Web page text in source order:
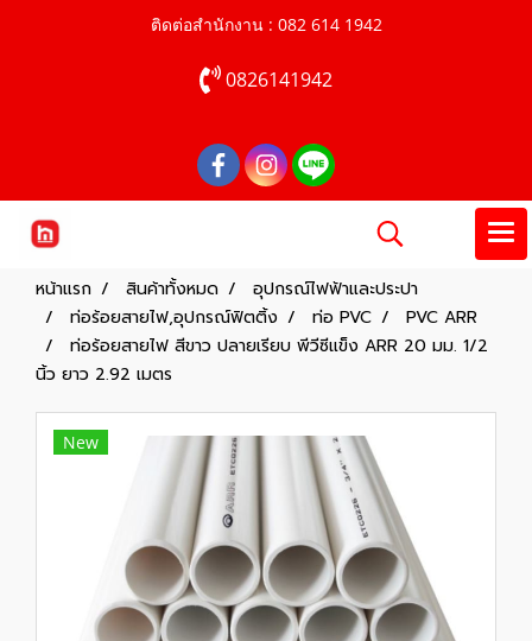
ติดต่อสำนักงาน : 082 614 1942
0826141942
หน้าแรก สินค้าทั้งหมด
อุปกรณ์ไฟฟ้าและประปา
ท่อร้อยสายไฟ,อุปกรณ์ฟิตติ้ง
ท่อ PVC
PVC ARR
ท่อร้อยสายไฟ สีขาว ปลายเรียบ พีวีซีแข็ง ARR 20 มม. 1/2
นิ้ว ยาว 2.92 เมตร
New